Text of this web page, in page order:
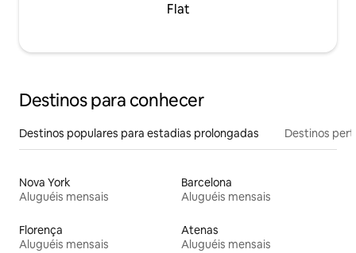
Flat
Destinos para conhecer
Destinos populares para estadias prolongadas Destinos
Nova York
Aluguéis mensais
Barcelona
Aluguéis mensais
Florença
Aluguéis mensais
Atenas
Aluguéis mensais